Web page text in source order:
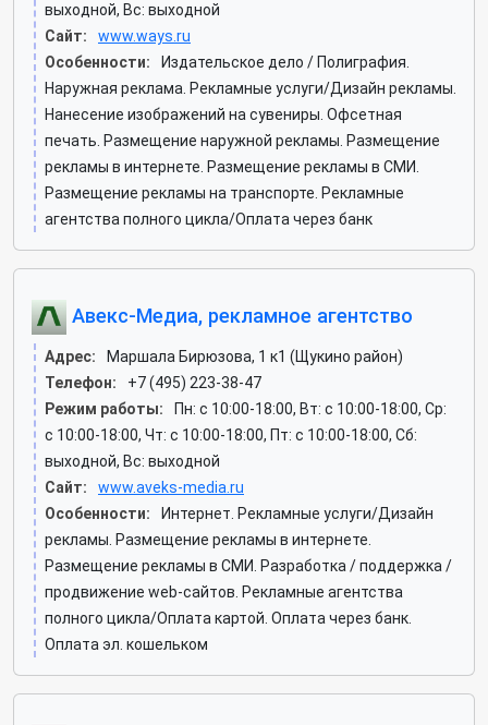
выходной, Вс: выходной
Сайт:
www.ways.ru
Особенности:
Издательское дело / Полиграфия.
Наружная реклама. Рекламные услуги/Дизайн рекламы.
Нанесение изображений на сувениры. Офсетная
печать. Размещение наружной рекламы. Размещение
рекламы в интернете. Размещение рекламы в СМИ.
Размещение рекламы на транспорте. Рекламные
агентства полного цикла/Оплата через банк
Авекс-Медиа, рекламное агентство
Адрес:
Маршала Бирюзова, 1 к1 (Щукино район)
Телефон:
+7 (495) 223-38-47
Режим работы:
Пн: c 10:00-18:00, Вт: c 10:00-18:00, Ср:
c 10:00-18:00, Чт: c 10:00-18:00, Пт: c 10:00-18:00, Сб:
выходной, Вс: выходной
Сайт:
www.aveks-media.ru
Особенности:
Интернет. Рекламные услуги/Дизайн
рекламы. Размещение рекламы в интернете.
Размещение рекламы в СМИ. Разработка / поддержка /
продвижение web-сайтов. Рекламные агентства
полного цикла/Оплата картой. Оплата через банк.
Оплата эл. кошельком